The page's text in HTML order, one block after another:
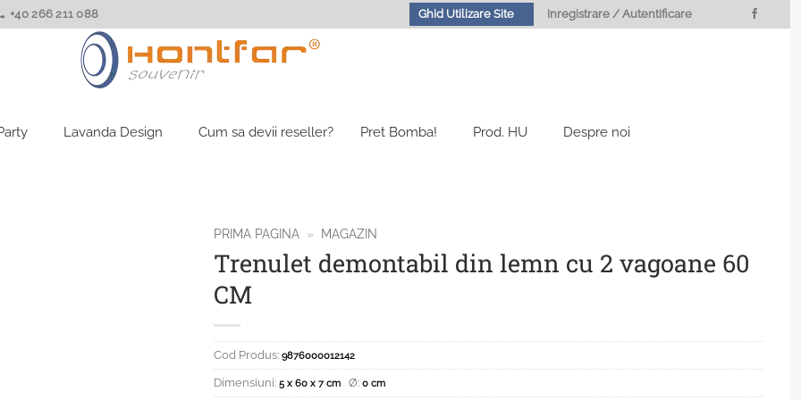
+40 266 211 088 Ghid Utilizare Site Inregistrare / Autentificare
Lavanda Design Cum sa devii reseller? Pret Bomba! Prod. HU Despre noi
PRIMA PAGINA » MAGAZIN
Trenulet demontabil din lemn cu 2 vagoane 60
CM
Cod Produs: 9876000012142
Dimensiuni: 5 x 60 x 7 cm Ø: 0 cm